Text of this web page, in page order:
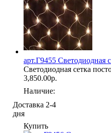
арт.Г9455 Светодиодная
Светодиодная сетка
3,850.00р.
Наличие:
Доставка 2-4
дня
Купить